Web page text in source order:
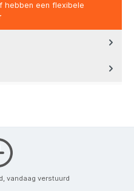
hebben een flexibele
vandaag verstuurd